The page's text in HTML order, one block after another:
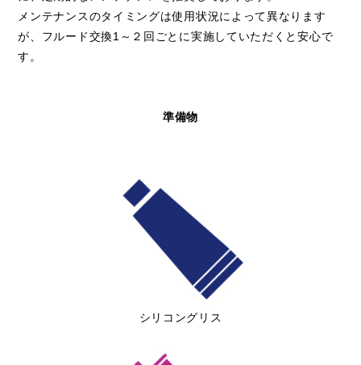
メンテナンスのタイミングは使用状況によって異なります
が、フルード交換1～２回ごとに実施していただくと安心で
す。
準備物
シリコングリス